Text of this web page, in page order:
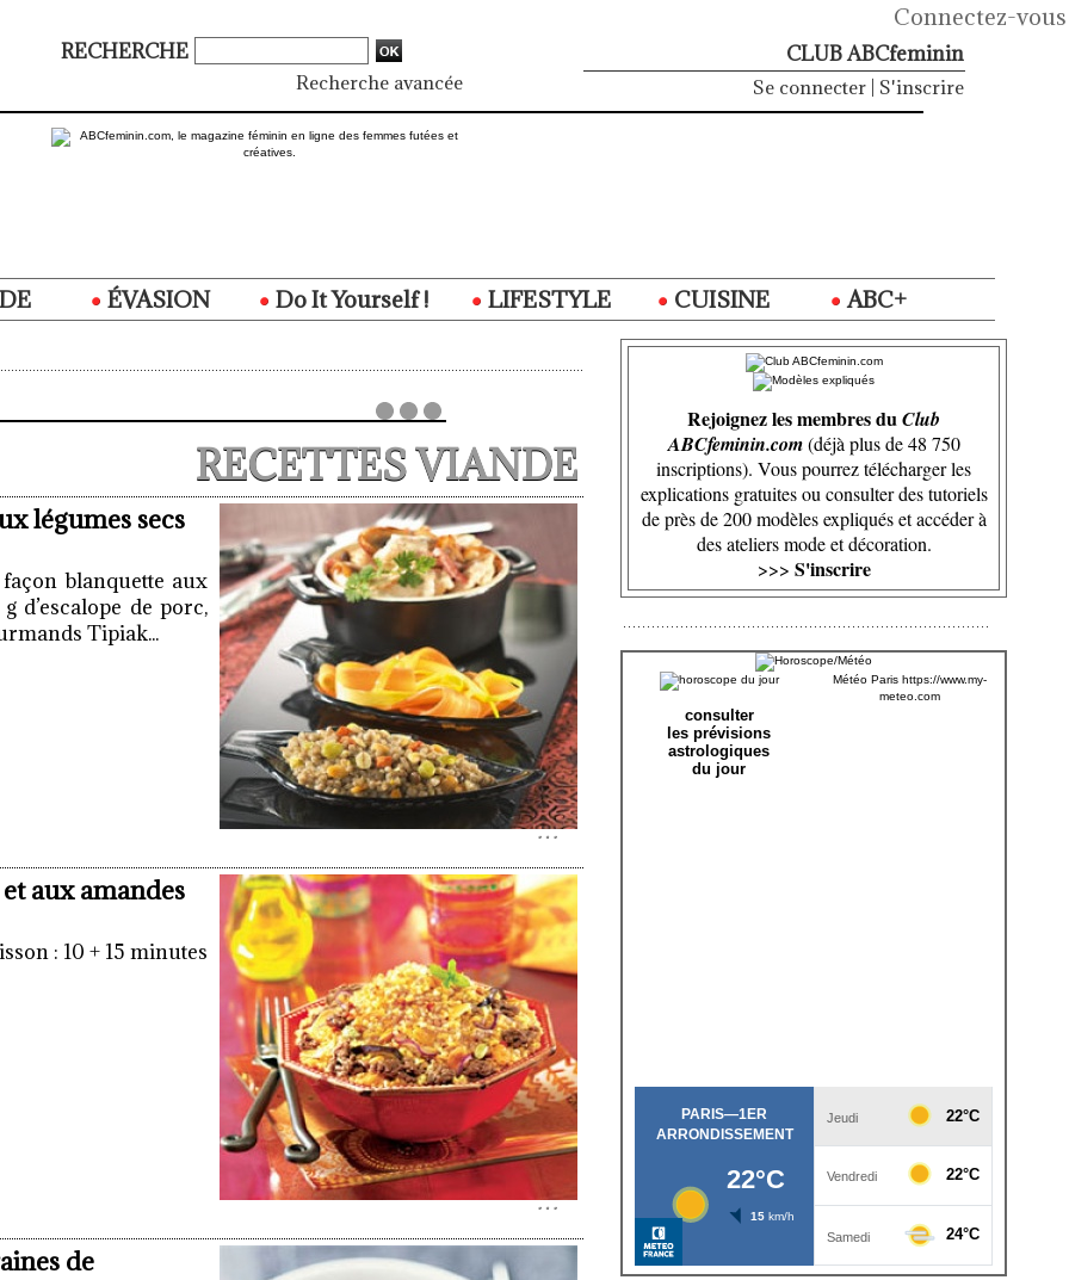
Connectez-vous
RECHERCHE
Recherche avancée
CLUB ABCfeminin
Se connecter S'inscrire
ÉVASION Do It Yourself ! LIFESTYLE CUISINE
ABC+
RECETTES VIANDE
légumes secs
blanquette aux
d’escalope de porc,
Tipiak...
aux amandes
: 10 + 15 minutes
de
Rejoignez les membres duClub
ABCfeminin.com(déjà plus de 48 750
inscriptions). Vous pourrez télécharger les
explications gratuites ou consulter des tutoriels
de près de 200 modèles expliqués et accéder à
des ateliers mode et décoration.
>>> S'inscrire
consulter
les prévisions
astrologiques
du jour
Météo Paris https://www.my-
meteo.com